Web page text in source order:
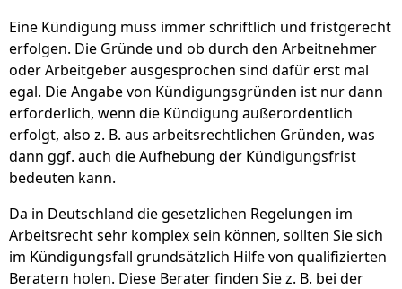
Eine Kündigung muss immer schriftlich und fristgerecht
erfolgen. Die Gründe und ob durch den Arbeitnehmer
oder Arbeitgeber ausgesprochen sind dafür erst mal
egal. Die Angabe von Kündigungsgründen ist nur dann
erforderlich, wenn die Kündigung außerordentlich
erfolgt, also z. B. aus arbeitsrechtlichen Gründen, was
dann ggf. auch die Aufhebung der Kündigungsfrist
bedeuten kann.
Da in Deutschland die gesetzlichen Regelungen im
Arbeitsrecht sehr komplex sein können, sollten Sie sich
im Kündigungsfall grundsätzlich Hilfe von qualifizierten
Beratern holen. Diese Berater finden Sie z. B. bei der